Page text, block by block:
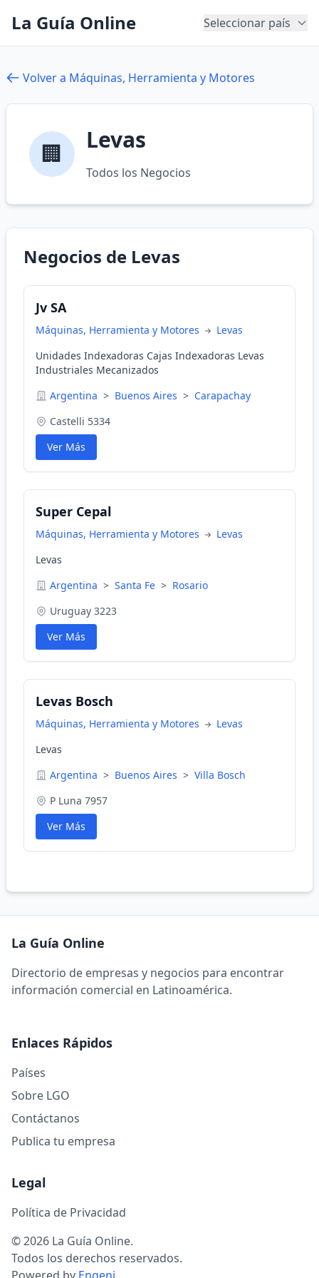
La Guía Online Seleccionar país
Volver a Máquinas, Herramienta y Motores
🏢 Levas
Todos los Negocios
Negocios de Levas
Jv SA
Máquinas, Herramienta y Motores
Levas
Unidades Indexadoras Cajas Indexadoras Levas
Industriales Mecanizados
Argentina > Buenos Aires > Carapachay
Castelli 5334
Ver Más
Super Cepal
Máquinas, Herramienta y Motores
Levas
Levas
Argentina > Santa Fe > Rosario
Uruguay 3223
Ver Más
Levas Bosch
Máquinas, Herramienta y Motores
Levas
Levas
Argentina > Buenos Aires > Villa Bosch
P Luna 7957
Ver Más
La Guía Online
Directorio de empresas y negocios para encontrar
información comercial en Latinoamérica.
Enlaces Rápidos
Países
Sobre LGO
Contáctanos
Publica tu empresa
Legal
Política de Privacidad
© 2026 La Guía Online.
Todos los derechos reservados.